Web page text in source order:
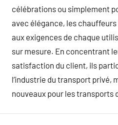
célébrations ou simplement
avec élégance, les chauffeurs
aux exigences de chaque
sur mesure. En concentrant
satisfaction du client, ils
l’industrie du transport privé,
nouveaux pour les transports